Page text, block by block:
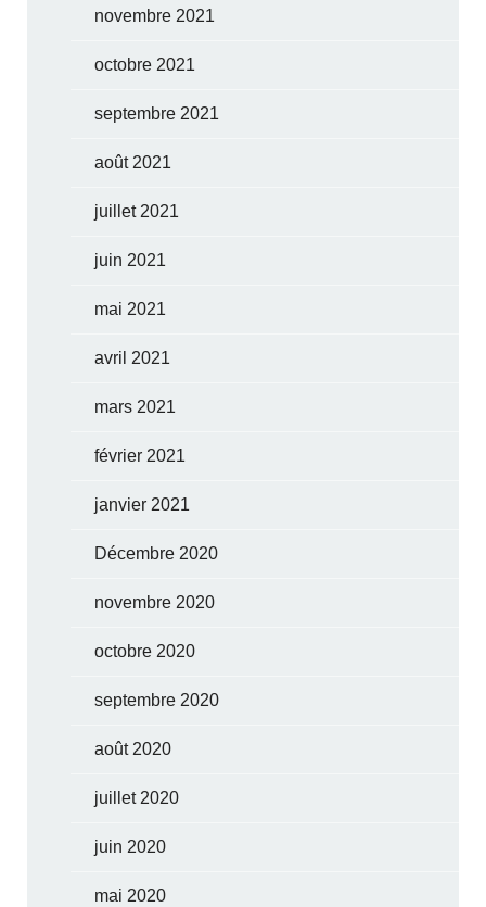
novembre 2021
octobre 2021
septembre 2021
août 2021
juillet 2021
juin 2021
mai 2021
avril 2021
mars 2021
février 2021
janvier 2021
Décembre 2020
novembre 2020
octobre 2020
septembre 2020
août 2020
juillet 2020
juin 2020
mai 2020